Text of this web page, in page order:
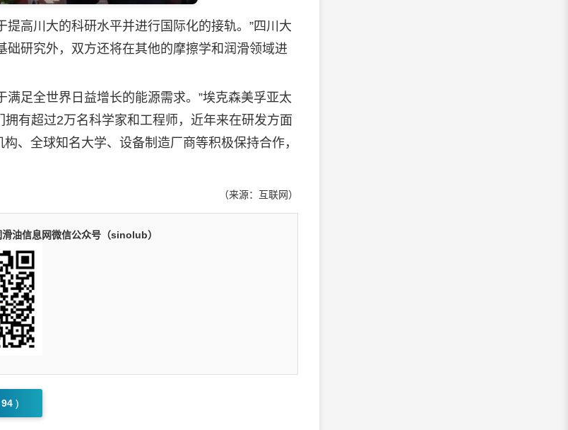
高川大的科研水平并进行国际化的接轨。”四川大
研究外，双方还将在其他的摩擦学和润滑领域进
足全世界日益增长的能源需求。”埃克森美孚亚太
有超过2万名科学家和工程师，近年来在研发方面
、全球知名大学、设备制造厂商等积极保持合作，
（来源：互联网）
油信息网微信公众号（sinolub）
94 )